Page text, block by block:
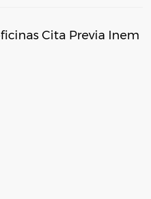
Cita Previa Inem